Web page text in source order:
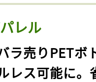
レル
ラ売りPETボ
レス可能に。